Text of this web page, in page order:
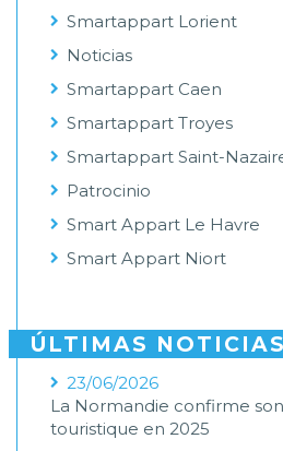
Smartappart Lorient
Noticias
Smartappart Caen
Smartappart Troyes
Smartappart Saint-
Patrocinio
Smart Appart Le Havre
Smart Appart Niort
ÚLTIMAS NOTICIAS
23/06/2026
La Normandie confirme
touristique en 2025